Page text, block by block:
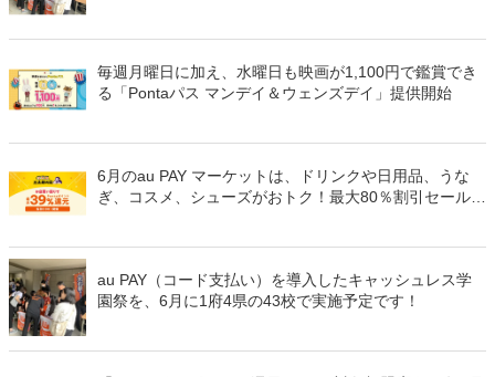
毎週月曜日に加え、水曜日も映画が1,100円で鑑賞でき
る「Pontaパス マンデイ＆ウェンズデイ」提供開始
6月のau PAY マーケットは、ドリンクや日用品、うな
ぎ、コスメ、シューズがおトク！最大80％割引セールや
au PAY（コード支払い）を導入したキャッシュレス学
園祭を、6月に1府4県の43校で実施予定です！